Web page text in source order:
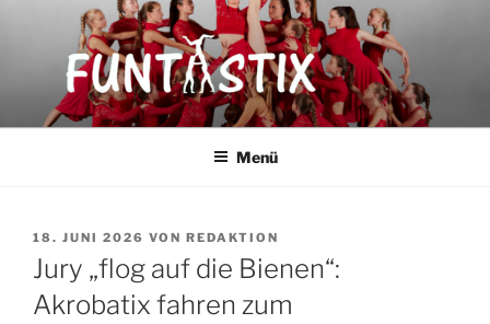
FUNTASTIX
Showakrobatik
Menü
VERÖFFENTLICHT
AM
18. JUNI 2026 VON REDAKTION
Jury „flog auf die Bienen“:
Akrobatix fahren zum